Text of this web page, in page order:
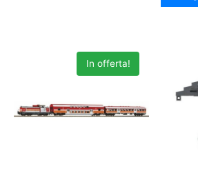
In offerta!